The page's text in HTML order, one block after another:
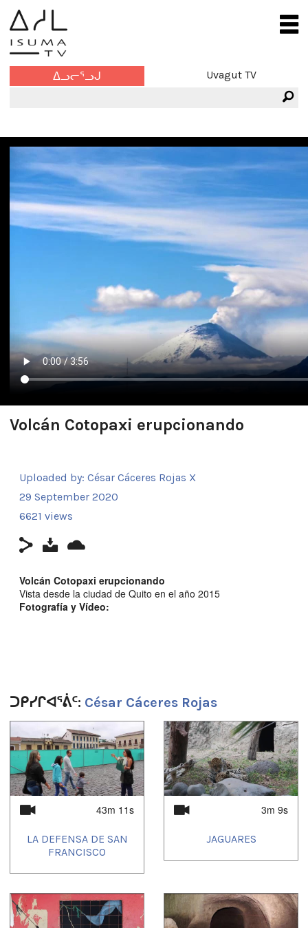
ᐃᓗᓕᕐᓗᒍ Uvagut TV
Volcán Cotopaxi erupcionando
Uploaded by: César Cáceres Rojas X
29 September 2020
6621 views
Volcán Cotopaxi erupcionando
Vista desde la ciudad de Quito en el año 2015
Fotografía y Vídeo:
3m 56s
Tagged:
Andes,Ecuador,naturaleza, Volcán Cotopaxi
ᑐᑭᓯᒋᐊᕐᕖᑦ: César Cáceres Rojas
43m 11s
LA DEFENSA DE SAN
FRANCISCO
3m 9s
JAGUARES
4